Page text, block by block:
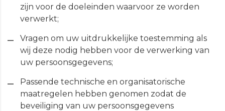
zijn voor de doeleinden waarvoor ze worden
verwerkt;
Vragen om uw uitdrukkelijke toestemming als
wij deze nodig hebben voor de verwerking van
uw persoonsgegevens;
Passende technische en organisatorische
maatregelen hebben genomen zodat de
beveiliging van uw persoonsgegevens